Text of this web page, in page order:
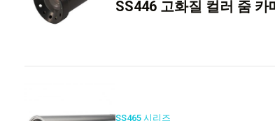
SS446 고화질 컬러 줌 카
SS465 시리즈